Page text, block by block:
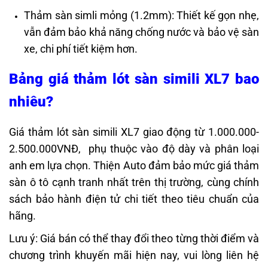
Thảm sàn simli mỏng (1.2mm): Thiết kế gọn nhẹ,
vẫn đảm bảo khả năng chống nước và bảo vệ sàn
xe, chi phí tiết kiệm hơn.
Bảng giá thảm lót sàn simili XL7 bao
nhiêu?
Giá thảm lót sàn simili XL7 giao động từ 1.000.000-
2.500.000VNĐ, phụ thuộc vào độ dày và phân loại
anh em lựa chọn. Thiện Auto đảm bảo mức giá thảm
sàn ô tô cạnh tranh nhất trên thị trường, cùng chính
sách bảo hành điện tử chi tiết theo tiêu chuẩn của
hãng.
Lưu ý: Giá bán có thể thay đổi theo từng thời điểm và
chương trình khuyến mãi hiện nay, vui lòng liên hệ